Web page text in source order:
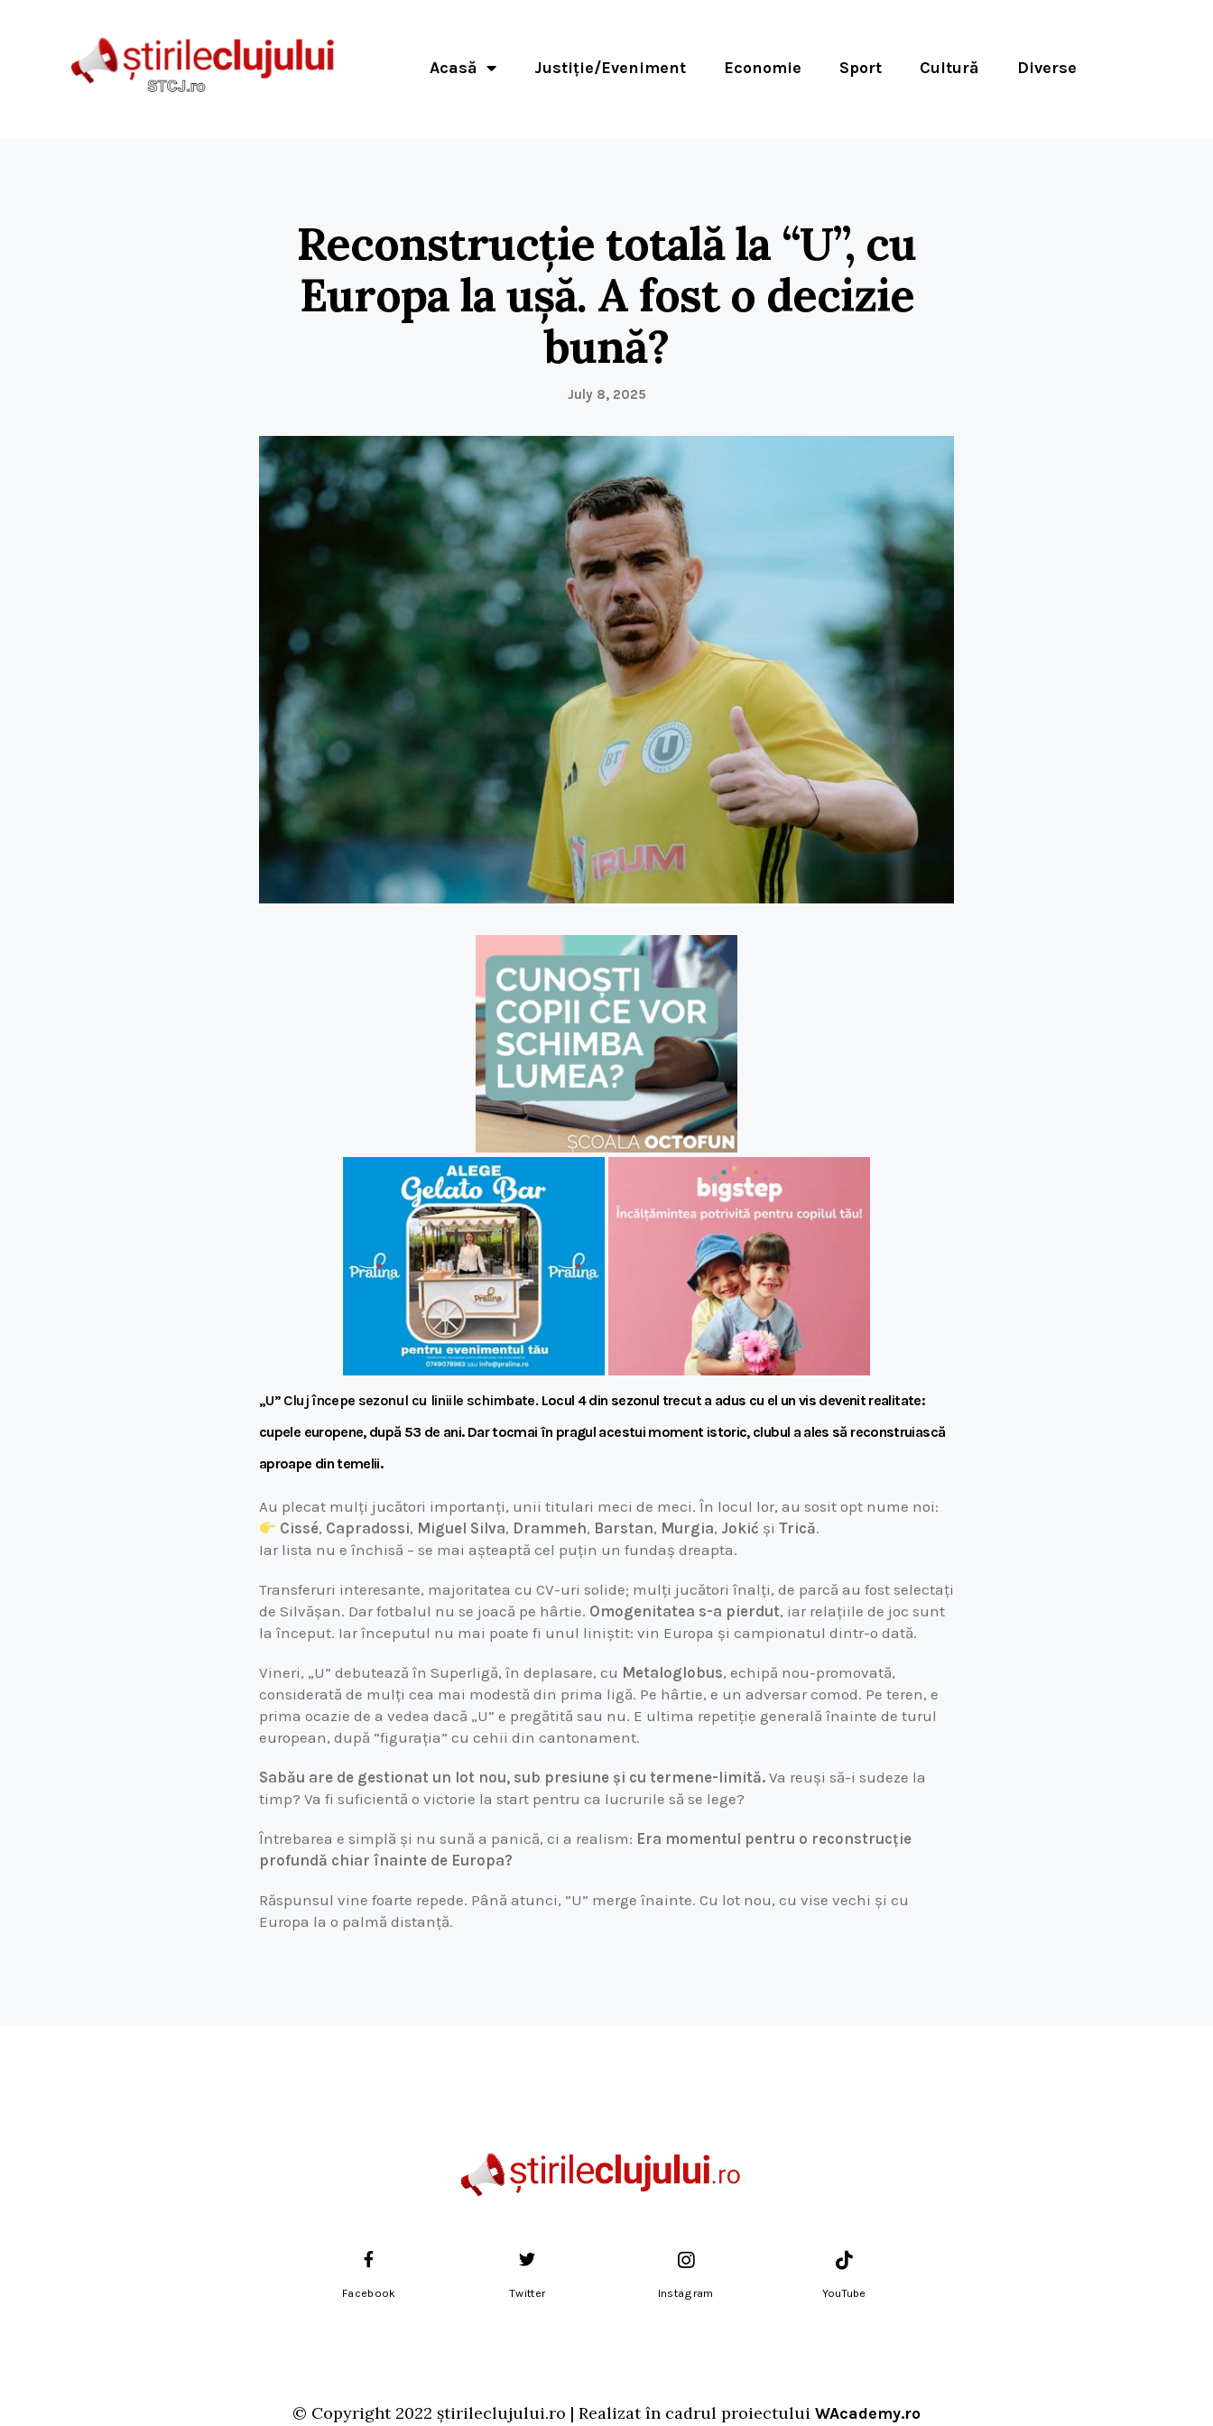
Acasă Justiție/Eveniment Economie Sport Cultură Diverse
Reconstrucție totală la “U”, cu
Europa la ușă. A fost o decizie
bună?
July 8, 2025
„U” Cluj începe sezonul cu liniile schimbate. Locul 4 din sezonul trecut a adus cu el un vis devenit realitate:
cupele europene, după 53 de ani. Dar tocmai în pragul acestui moment istoric, clubul a ales să reconstruiască
aproape din temelii.
Au plecat mulți jucători importanți, unii titulari meci de meci. În locul lor, au sosit opt nume noi:
Cissé, Capradossi, Miguel Silva, Drammeh, Barstan, Murgia, Jokić șiTrică.
Iar lista nu e închisă – se mai așteaptă cel puțin un fundaș dreapta.
Transferuri interesante, majoritatea cu CV-uri solide; mulți jucători înalți, de parcă au fost selectați
de Silvășan. Dar fotbalul nu se joacă pe hârtie. Omogenitatea s-a pierdut, iar relațiile de joc sunt
la început. Iar începutul nu mai poate fi unul liniștit: vin Europa și campionatul dintr-o dată.
Vineri, „U” debutează în Superligă, în deplasare, cu Metaloglobus, echipă nou-promovată,
considerată de mulți cea mai modestă din prima ligă. Pe hârtie, e un adversar comod. Pe teren, e
prima ocazie de a vedea dacă „U” e pregătită sau nu. E ultima repetiție generală înainte de turul
european, după “figurația” cu cehii din cantonament.
Sabău are de gestionat un lot nou, sub presiune și cu termene-limită. Va reuși să-i sudeze la
timp? Va fi suficientă o victorie la start pentru ca lucrurile să se lege?
Întrebarea e simplă și nu sună a panică, ci a realism: Era momentul pentru o reconstrucție
profundă chiar înainte de Europa?
Răspunsul vine foarte repede. Până atunci, “U” merge înainte. Cu lot nou, cu vise vechi și cu
Europa la o palmă distanță.
Facebook Twitter Instagram YouTube
© Copyright 2022 știrileclujului.ro | Realizat în cadrul proiectului WAcademy.ro